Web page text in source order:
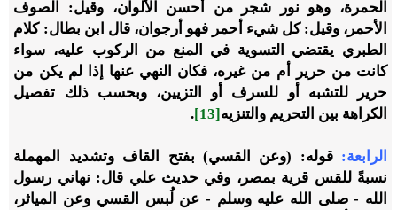
الحمرة، وهو نور شجر من أحسن الألوان، وقيل: الصوف
الأحمر، وقيل: كل شيء أحمر فهو أرجوان، قال ابن بطال: كلام
الطبري يقتضي التسوية في المنع من الركوب عليه، سواء
كانت من حرير أم من غيره، فكان النهي عنها إذا لم يكن من
حرير للتشبه أو للسرف أو التزيين، وبحسب ذلك تفصيل
الكراهة بين التحريم والتنزيه[13]
.
الرابعة:قوله: (وعن القسي) بفتح القاف وتشديد المهملة
نسبةً للقس قرية بمصر، وفي حديث علي قال: نهاني رسول
الله - صلى الله عليه وسلم - عن لُبس القسي وعن المياثر،